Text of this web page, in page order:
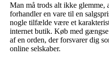
Man må trods alt ikke glemme,
forhandler en vare til en
nogle tilfælde være et
internet butik. Køb med
af en orden, der forsvarer dig
online selskaber.